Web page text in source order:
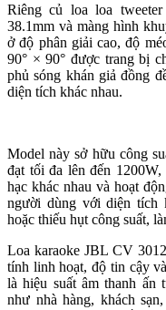
Riêng củ loa loa
38.1mm và màng hình
ở độ phân giải cao, độ
90° × 90° được trang bị
phủ sóng khán giả đồng
diện tích khác nhau.
Model này sở hữu công
đạt tối đa lên đến
hạc khác nhau và hoạt
người dùng với diện tích
hoặc thiếu hụt công suất,
Loa karaoke JBL CV
tính linh hoạt, độ tin cậy
là hiệu suất âm thanh ấn
như nhà hàng, khách